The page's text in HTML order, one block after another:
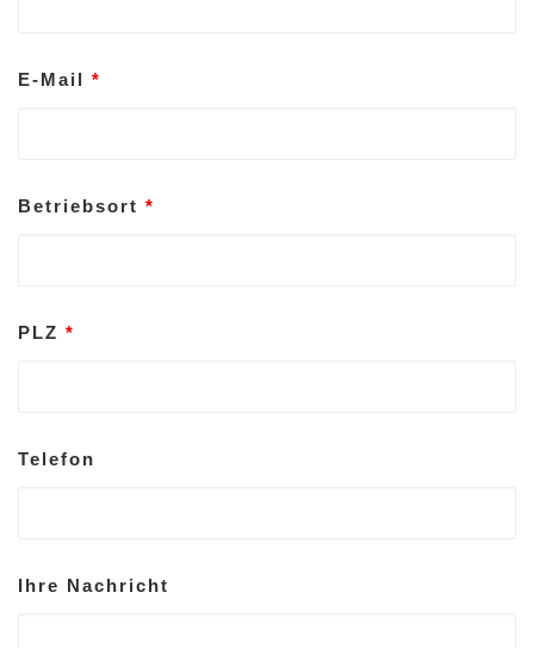
E-Mail *
Betriebsort *
PLZ *
Telefon
Ihre Nachricht